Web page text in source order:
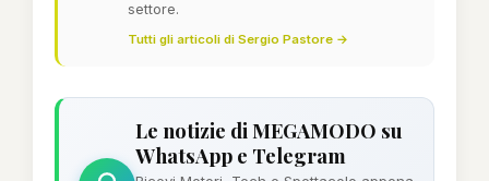
settore.
Tutti gli articoli di Sergio Pastore →
Le notizie di MEGAMODO su
WhatsApp e Telegram